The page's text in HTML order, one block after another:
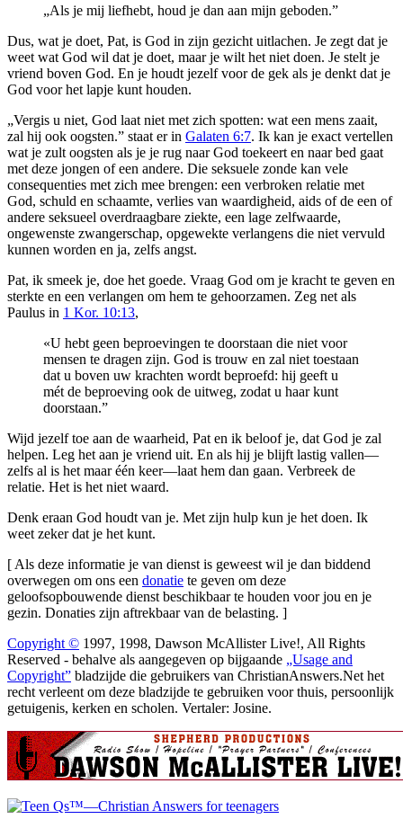
„Als je mij liefhebt, houd je dan aan mijn geboden.”
Dus, wat je doet, Pat, is God in zijn gezicht uitlachen. Je zegt dat je
weet wat God wil dat je doet, maar je wilt het niet doen. Je stelt je
vriend boven God. En je houdt jezelf voor de gek als je denkt dat je
God voor het lapje kunt houden.
„Vergis u niet, God laat niet met zich spotten: wat een mens zaait,
zal hij ook oogsten.” staat er in Galaten 6:7. Ik kan je exact vertellen
wat je zult oogsten als je je rug naar God toekeert en naar bed gaat
met deze jongen of een andere. Die seksuele zonde kan vele
consequenties met zich mee brengen: een verbroken relatie met
God, schuld en schaamte, verlies van waardigheid, aids of de een of
andere seksueel overdraagbare ziekte, een lage zelfwaarde,
ongewenste zwangerschap, opgewekte verlangens die niet vervuld
kunnen worden en ja, zelfs angst.
Pat, ik smeek je, doe het goede. Vraag God om je kracht te geven en
sterkte en een verlangen om hem te gehoorzamen. Zeg net als
Paulus in 1 Kor. 10:13,
«U hebt geen beproevingen te doorstaan die niet voor
mensen te dragen zijn. God is trouw en zal niet toestaan
dat u boven uw krachten wordt beproefd: hij geeft u
mét de beproeving ook de uitweg, zodat u haar kunt
doorstaan.”
Wijd jezelf toe aan de waarheid, Pat en ik beloof je, dat God je zal
helpen. Leg het aan je vriend uit. En als hij je blijft lastig vallen—
zelfs al is het maar één keer—laat hem dan gaan. Verbreek de
relatie. Het is het niet waard.
Denk eraan God houdt van je. Met zijn hulp kun je het doen. Ik
weet zeker dat je het kunt.
[ Als deze informatie je van dienst is geweest wil je dan biddend
overwegen om ons een donatie te geven om deze
geloofsopbouwende dienst beschikbaar te houden voor jou en je
gezin. Donaties zijn aftrekbaar van de belasting. ]
Copyright © 1997, 1998, Dawson McAllister Live!, All Rights
Reserved - behalve als aangegeven op bijgaande „Usage and
Copyright” bladzijde die gebruikers van ChristianAnswers.Net het
recht verleent om deze bladzijde te gebruiken voor thuis, persoonlijk
getuigenis, kerken en scholen. Vertaler: Josine.